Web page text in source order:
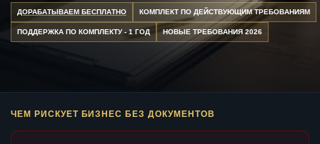
ДОРАБАТЫВАЕМ БЕСПЛАТНО КОМПЛЕКТ ПО ДЕЙСТВУЮЩИМ ТРЕБОВАНИЯМ
ПОДДЕРЖКА ПО КОМПЛЕКТУ - 1 ГОД НОВЫЕ ТРЕБОВАНИЯ 2026
ЧЕМ РИСКУЕТ БИЗНЕС БЕЗ ДОКУМЕНТОВ